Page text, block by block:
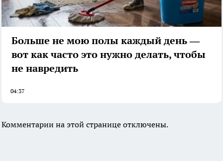
Больше не мою полы каждый день —
вот как часто это нужно делать, чтобы
не навредить
04:37
Комментарии на этой странице отключены.